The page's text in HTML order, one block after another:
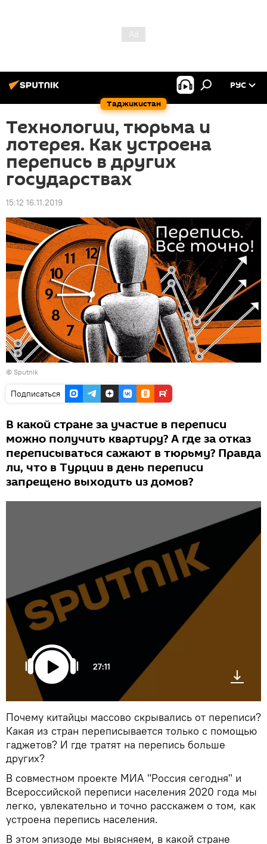
Таджикистан
РУС
Технологии, тюрьма и
лотерея. Как устроена
перепись в других
государствах
15:12 16.11.2019
© Sputnik
Подписаться
В какой стране за участие в переписи
можно получить квартиру? А где за отказ
переписываться сажают в тюрьму? Правда
ли, что в Турции в день переписи
запрещено выходить из домов?
27:11
Почему китайцы массово скрывались от переписи?
Какая из стран переписывается только с помощью
гаджетов? И где тратят на перепись больше
других?
В совместном проекте МИА "Россия сегодня" и
Всероссийской переписи населения 2020 года мы
легко, увлекательно и точно расскажем о том, как
устроена перепись населения.
В этом эпизоде мы выясняем, в какой стране